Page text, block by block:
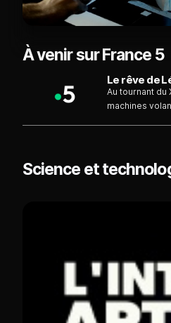
À venir sur France 5
Le rêve de
Au tournant
machines
Science et